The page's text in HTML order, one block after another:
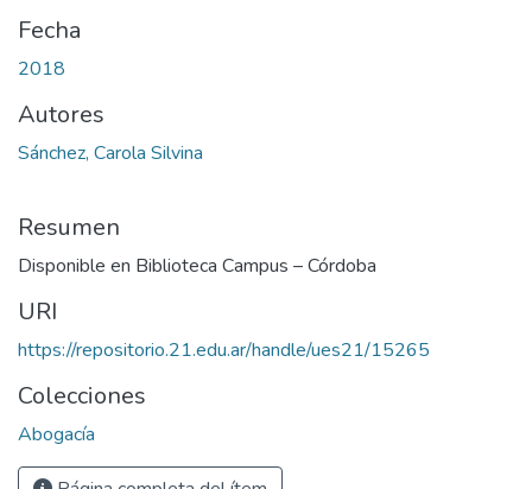
Fecha
2018
Autores
Sánchez, Carola Silvina
Resumen
Disponible en Biblioteca Campus – Córdoba
URI
https://repositorio.21.edu.ar/handle/ues21/15265
Colecciones
Abogacía